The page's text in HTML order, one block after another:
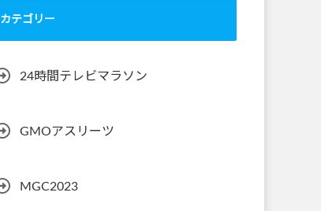
カテゴリー
24時間テレビマラソン
GMOアスリーツ
MGC2023